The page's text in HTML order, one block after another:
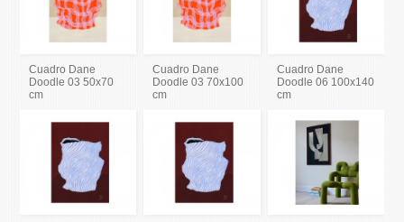
Cuadro Dane
Doodle 03 50x70
cm
Cuadro Dane
Doodle 03 70x100
cm
Cuadro Dane
Doodle 06 100x140
cm